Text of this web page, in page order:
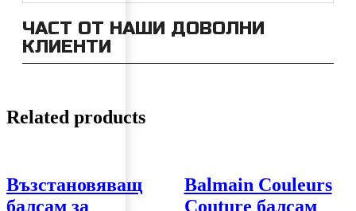
ЧАСТ ОТ НАШИ ДОВОЛНИ
КЛИЕНТИ
Related products
Възстановяващ
балсам за
Balmain Couleurs
Couture балсам